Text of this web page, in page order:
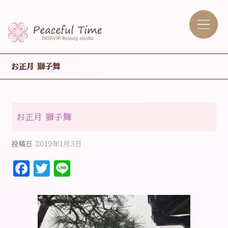
お正月 獅子舞
お正月 獅子舞
投稿日 2019年1月3日
F
c
e
T
it
t
e